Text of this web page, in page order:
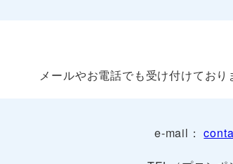
メールやお電話でも受け付けており
e-mail：